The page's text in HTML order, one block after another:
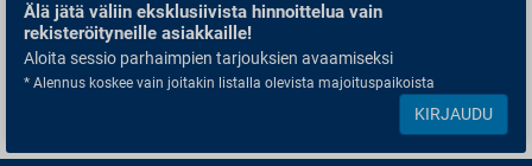
Älä jätä väliin eksklusiivista hinnoittelua vain
rekisteröityneille asiakkaille!
Aloita sessio parhaimpien tarjouksien avaamiseksi
* Alennus koskee vain joitakin listalla olevista majoituspaikoista
KIRJAUDU